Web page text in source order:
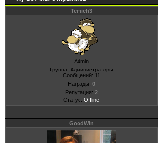
Temich3
Admin
Группа: Администраторы
Сообщений: 11
Награды: 0
Репутация: 2
Статус: Offline
GoodWin